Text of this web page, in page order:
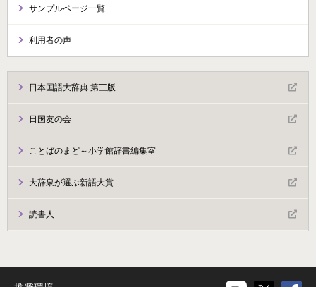
サンプルページ一覧
利用者の声
日本国語大辞典 第三版
日国友の会
ことばのまど～小学館辞書編集室
大辞泉が選ぶ新語大賞
読書人